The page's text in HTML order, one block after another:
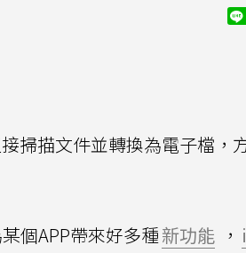
掃描文件並轉換為電子檔，
個APP帶來好多種新功能 ，